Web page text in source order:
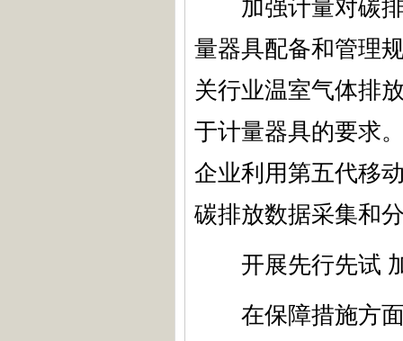
加强计量对碳排
量器具配备和管理
关行业温室气体排
于计量器具的要求
企业利用第五代移
碳排放数据采集和
开展先行先试
在保障措施方面